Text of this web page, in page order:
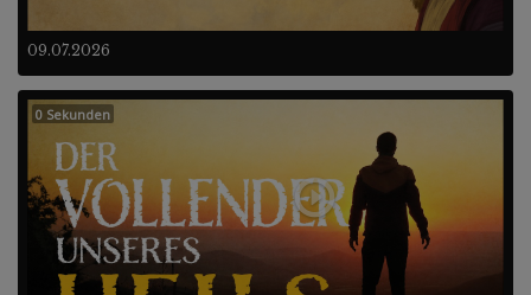
09.07.2026
0 Sekunden